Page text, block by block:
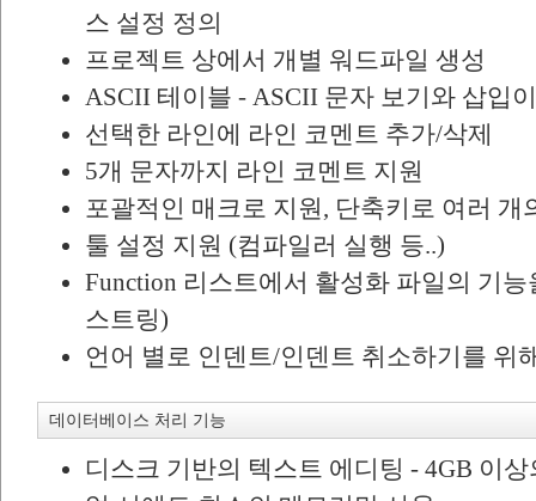
스 설정 정의
프로젝트 상에서 개별 워드파일 생성
ASCII 테이블 - ASCII 문자 보기와 삽입
선택한 라인에 라인 코멘트 추가/삭제
5개 문자까지 라인 코멘트 지원
포괄적인 매크로 지원, 단축키로 여러 개
툴 설정 지원 (컴파일러 실행 등..)
Function 리스트에서 활성화 파일의 기
스트링)
언어 별로 인덴트/인덴트 취소하기를 위
데이터베이스 처리 기능
디스크 기반의 텍스트 에디팅 - 4GB 이